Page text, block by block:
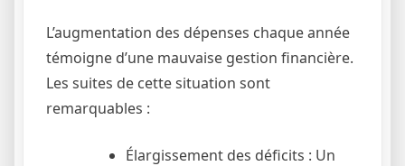
L’augmentation des dépenses chaque année
témoigne d’une mauvaise gestion financière.
Les suites de cette situation sont
remarquables :
Élargissement des déficits : Un